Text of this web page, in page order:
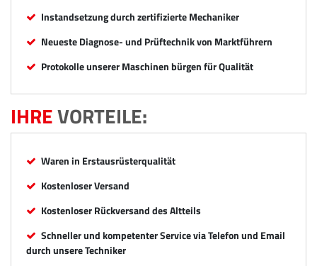
Instandsetzung durch zertifizierte Mechaniker
Neueste Diagnose- und Prüftechnik von Marktführern
Protokolle unserer Maschinen bürgen für Qualität
IHREVORTEILE:
Waren in Erstausrüsterqualität
Kostenloser Versand
Kostenloser Rückversand des Altteils
Schneller und kompetenter Service via Telefon und Email
durch unsere Techniker